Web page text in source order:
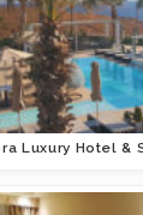
Luxury Hotel &